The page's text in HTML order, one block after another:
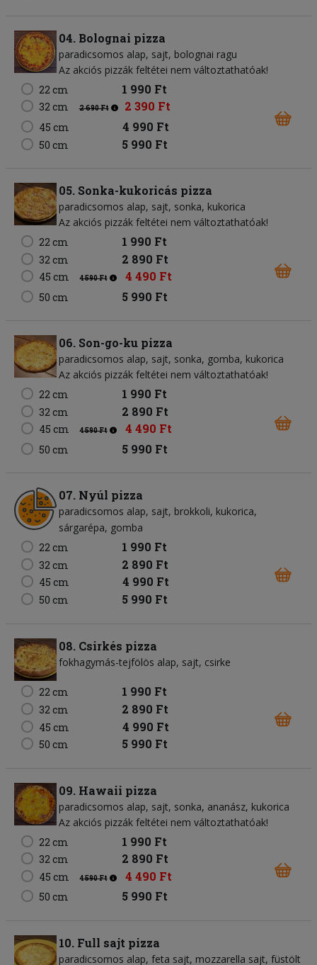
04. Bolognai pizza
paradicsomos alap sajt bolognai ragu
Az akciós pizzák feltétei nem változtathatóak!
22 cm
1 990 Ft
32 cm 2 690 Ft 2 390 Ft
45 cm 4 990 Ft
50 cm 5 990 Ft
05. Sonka-kukoricás pizza
paradicsomos alap sajt sonka kukorica
Az akciós pizzák feltétei nem változtathatóak!
22 cm
1 990 Ft
32 cm 2 890 Ft
45 cm 4 590 Ft 4 490 Ft
50 cm 5 990 Ft
06. Son-go-ku pizza
paradicsomos alap sajt sonka gomba kukorica
Az akciós pizzák feltétei nem változtathatóak!
22 cm
1 990 Ft
32 cm 2 890 Ft
45 cm 4 590 Ft 4 490 Ft
50 cm 5 990 Ft
07. Nyúl pizza
paradicsomos alap sajt brokkoli kukorica
sárgarépa gomba
22 cm
1 990 Ft
32 cm 2 890 Ft
45 cm 4 990 Ft
50 cm 5 990 Ft
08. Csirkés pizza
fokhagymás-tejfölös alap sajt csirke
22 cm 1 990 Ft
32 cm 2 890 Ft
45 cm 4 990 Ft
50 cm 5 990 Ft
09. Hawaii pizza
paradicsomos alap sajt sonka ananász kukorica
Az akciós pizzák feltétei nem változtathatóak!
22 cm
1 990 Ft
32 cm 2 890 Ft
45 cm 4 590 Ft 4 490 Ft
50 cm 5 990 Ft
10. Full sajt pizza
paradicsomos alap feta sajt mozzarella sajt füstölt